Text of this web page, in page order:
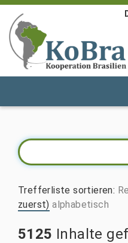
Trefferliste sortieren:
zuerst) alphabetisch
5125 Inhalte